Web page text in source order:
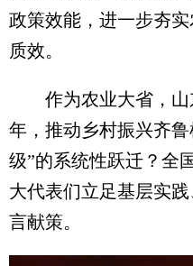
政策效能，进一步夯
质效。
作为农业大省，山
年，推动乡村振兴齐
级”的系统性跃迁？全
大代表们立足基层实
言献策。